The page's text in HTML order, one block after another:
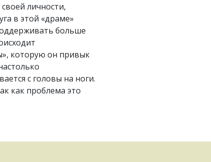
личности,
в этой «драме»
больше
которую он привык
с головы на ноги.
как проблема это